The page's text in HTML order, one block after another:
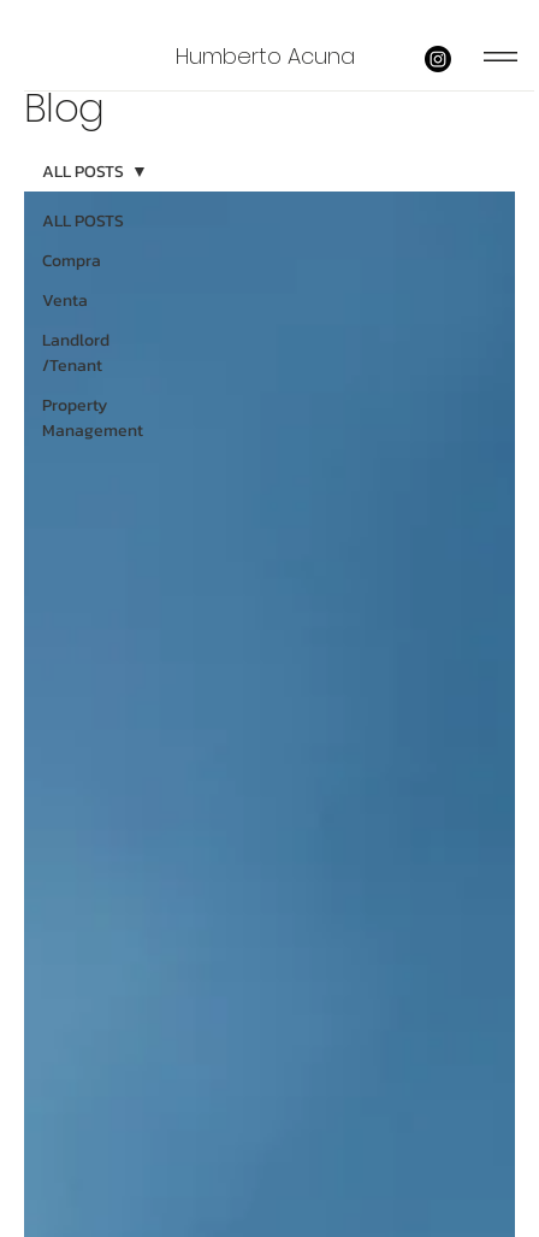
Humberto Acuna
Blog
ALL POSTS
Compra
Venta
Landlord
/Tenant
Property
Management
ALL POSTS